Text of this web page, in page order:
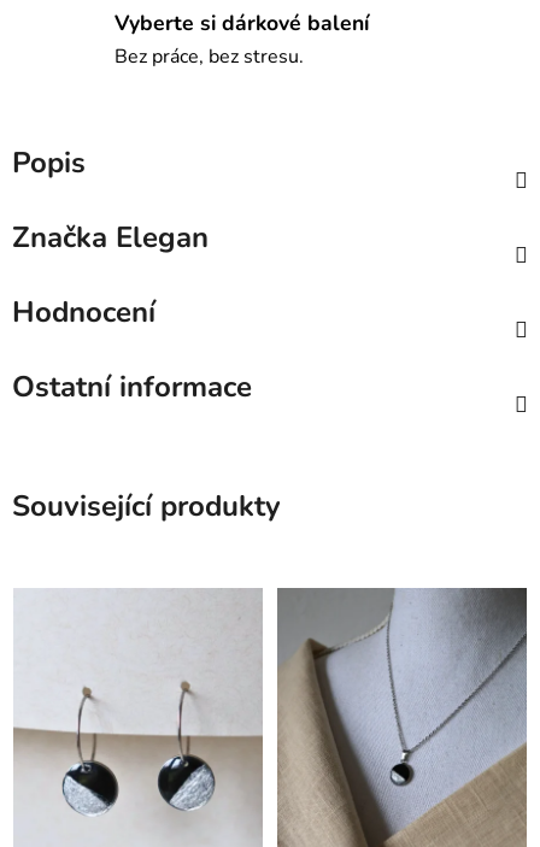
Vyberte si dárkové balení
Bez práce, bez stresu.
Popis
Značka Elegan
Hodnocení
Ostatní informace
Související produkty